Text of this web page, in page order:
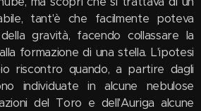
tant'è che facilmente poteva
gravità, facendo collassare la
formazione di una stella. L'ipotesi
riscontro quando, a partire dagli
individuate in alcune nebulose
del Toro e dell'Auriga alcune